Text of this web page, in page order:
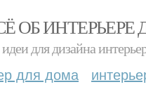
ОБ
для дизайна
для дома